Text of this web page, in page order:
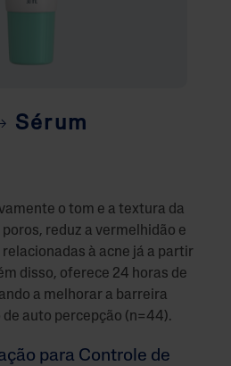
Sérum
o tom e a textura da
reduz a vermelhidão e
à acne já a partir
disso, oferece 24 horas de
a melhorar a barreira
auto percepção (n=44).
para Controle de